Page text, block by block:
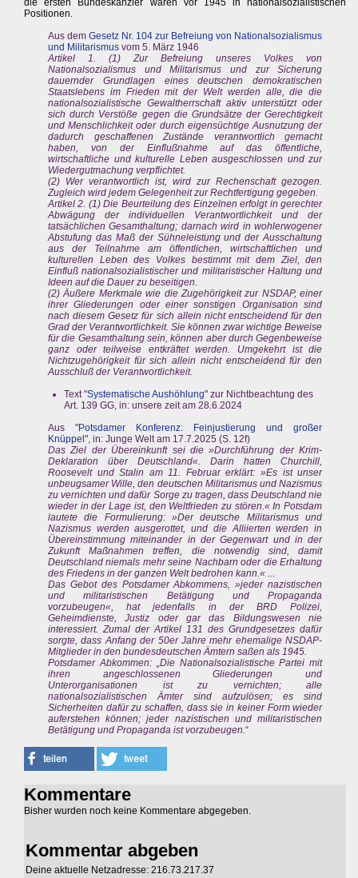
die ersten Bundeskanzler waren vor 1945 in nationalsozialistischen
Positionen.
Aus demGesetz Nr. 104 zur Befreiung von Nationalsozialismus
und Militarismus vom 5. März 1946
Artikel 1. (1) Zur Befreiung unseres Volkes von
Nationalsozialismus und Militarismus und zur Sicherung
dauernder Grundlagen eines deutschen demokratischen
Staatslebens im Frieden mit der Welt werden alle, die die
nationalsozialistische Gewaltherrschaft aktiv unterstützt oder
sich durch Verstöße gegen die Grundsätze der Gerechtigkeit
und Menschlichkeit oder durch eigensüchtige Ausnutzung der
dadurch geschaffenen Zustände verantwortlich gemacht
haben, von der Einflußnahme auf das öffentliche,
wirtschaftliche und kulturelle Leben ausgeschlossen und zur
Wiedergutmachung verpflichtet.
(2) Wer verantwortlich ist, wird zur Rechenschaft gezogen.
Zugleich wird jedem Gelegenheit zur Rechtfertigung gegeben.
Artikel 2. (1) Die Beurteilung des Einzelnen erfolgt in gerechter
Abwägung der individuellen Verantwortlichkeit und der
tatsächlichen Gesamthaltung; darnach wird in wohlerwogener
Abstufung das Maß der Sühneleistung und der Ausschaltung
aus der Teilnahme am öffentlichen, wirtschaftlichen und
kulturellen Leben des Volkes bestimmt mit dem Ziel, den
Einfluß nationalsozialistischer und militaristischer Haltung und
Ideen auf die Dauer zu beseitigen.
(2) Äußere Merkmale wie die Zugehörigkeit zur NSDAP, einer
ihrer Gliederungen oder einer sonstigen Organisation sind
nach diesem Gesetz für sich allein nicht entscheidend für den
Grad der Verantwortlichkeit. Sie können zwar wichtige Beweise
für die Gesamthaltung sein, können aber durch Gegenbeweise
ganz oder teilweise entkräftet werden. Umgekehrt ist die
Nichtzugehörigkeit für sich allein nicht entscheidend für den
Ausschluß der Verantwortlichkeit.
Text "Systematische Aushöhlung" zur Nichtbeachtung des
Art. 139 GG, in: unsere zeit am 28.6.2024
Aus "Potsdamer Konferenz: Feinjustierung und großer
Knüppel ", in: Junge Welt am 17.7.2025 (S. 12f)
Das Ziel der Übereinkunft sei die »Durchführung der Krim-
Deklaration über Deutschland«. Darin hatten Churchill,
Roosevelt und Stalin am 11. Februar erklärt: »Es ist unser
unbeugsamer Wille, den deutschen Militarismus und Nazismus
zu vernichten und dafür Sorge zu tragen, dass Deutschland nie
wieder in der Lage ist, den Weltfrieden zu stören.« In Potsdam
lautete die Formulierung: »Der deutsche Militarismus und
Nazismus werden ausgerottet, und die Alliierten werden in
Übereinstimmung miteinander in der Gegenwart und in der
Zukunft Maßnahmen treffen, die notwendig sind, damit
Deutschland niemals mehr seine Nachbarn oder die Erhaltung
des Friedens in der ganzen Welt bedrohen kann.« ...
Das Gebot des Potsdamer Abkommens, »jeder nazistischen
und militaristischen Betätigung und Propaganda
vorzubeugen«, hat jedenfalls in der BRD Polizei,
Geheimdienste, Justiz oder gar das Bildungswesen nie
interessiert. Zumal der Artikel 131 des Grundgesetzes dafür
sorgte, dass Anfang der 50er Jahre mehr ehemalige NSDAP-
Mitglieder in den bundesdeutschen Ämtern saßen als 1945.
Potsdamer Abkommen: „Die Nationalsozialistische Partei mit
ihren angeschlossenen Gliederungen und
Unterorganisationen ist zu vernichten; alle
nationalsozialistischen Ämter sind aufzulösen; es sind
Sicherheiten dafür zu schaffen, dass sie in keiner Form wieder
auferstehen können; jeder nazistischen und militaristischen
Betätigung und Propaganda ist vorzubeugen.“
Kommentare
Bisher wurden noch keine Kommentare abgegeben.
Kommentar abgeben
Deine aktuelle Netzadresse: 216.73.217.37